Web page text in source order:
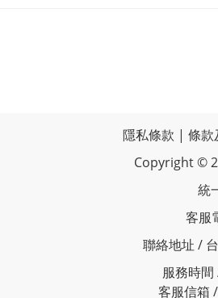
隱私條款 | 條款
Copyright ©
統
客服
聯絡地址 /
服務時
客服信箱